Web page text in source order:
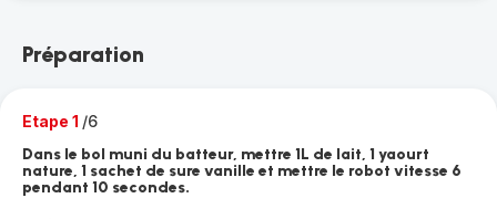
Préparation
Etape 1 /6
Dans le bol muni du batteur, mettre 1L de lait, 1 yaourt
nature, 1 sachet de sure vanille et mettre le robot vitesse 6
pendant 10 secondes.